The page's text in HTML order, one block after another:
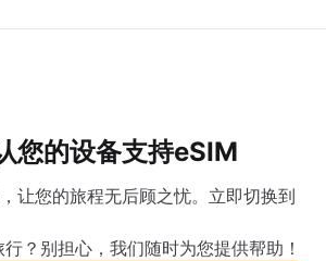
您的设备支持eSIM
让您的旅程无后顾之忧。立即切换到
？别担心，我们随时为您提供帮助！